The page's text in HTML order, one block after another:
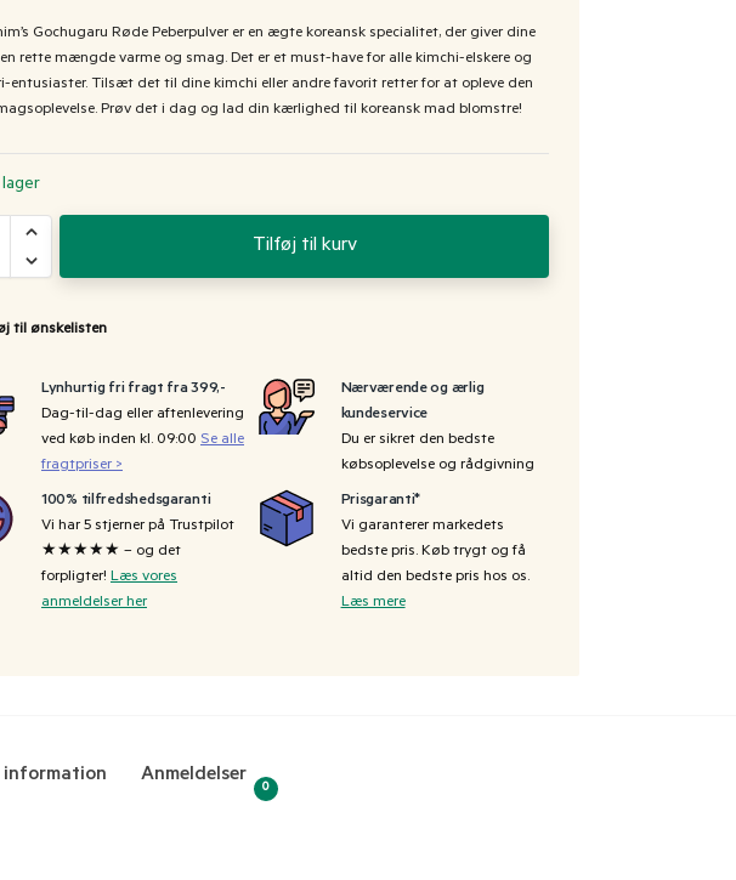
Gochugaru Røde Peberpulver er en ægte koreansk specialitet, der giver dine
rette mængde varme og smag. Det er et must-have for alle kimchi-elskere og
entusiaster. Tilsæt det til dine kimchi eller andre favorit retter for at opleve den
Prøv det i dag og lad din kærlighed til koreansk mad blomstre!
Tilføj til kurv
til ønskelisten
Lynhurtig fri fragt fra 399,-
Dag-til-dag eller aftenlevering
ved køb inden kl. 09:00 Se alle
fragtpriser >
Nærværende og ærlig
kundeservice
Du er sikret den bedste
købsoplevelse og rådgivning
100% tilfredshedsgaranti
Vi har 5 stjerner på Trustpilot
★★★★★ – og det
forpligter! Læs vores
anmeldelser her
Prisgaranti*
Vi garanterer markedets
bedste pris. Køb trygt og få
altid den bedste pris hos os.
Læs mere
information Anmeldelser
0